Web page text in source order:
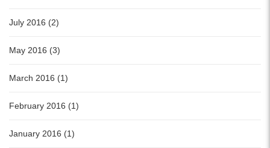
July 2016 (2)
May 2016 (3)
March 2016 (1)
February 2016 (1)
January 2016 (1)